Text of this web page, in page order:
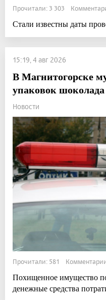
Прочитали: 3 303
Стали известны даты
15:19, 4 авг 2026
В Магнитогорске
упаковок шоколада
Новости
Прочитали: 581
Похищенное имущество
денежные средства